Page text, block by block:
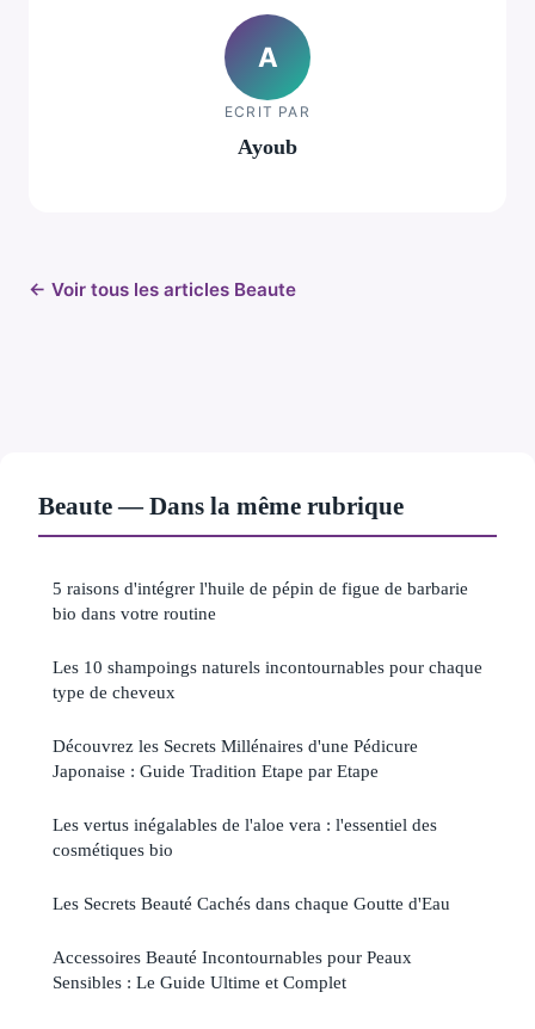
A
ECRIT PAR
Ayoub
← Voir tous les articles Beaute
Beaute — Dans la même rubrique
5 raisons d'intégrer l'huile de pépin de figue de barbarie
bio dans votre routine
Les 10 shampoings naturels incontournables pour chaque
type de cheveux
Découvrez les Secrets Millénaires d'une Pédicure
Japonaise : Guide Tradition Etape par Etape
Les vertus inégalables de l'aloe vera : l'essentiel des
cosmétiques bio
Les Secrets Beauté Cachés dans chaque Goutte d'Eau
Accessoires Beauté Incontournables pour Peaux
Sensibles : Le Guide Ultime et Complet